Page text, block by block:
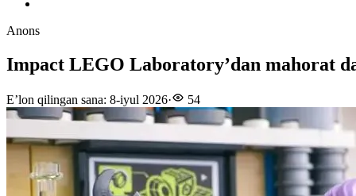
Anons
Impact LEGO Laboratory’dan mahorat
E’lon qilingan sana: 8-iyul 2026· 54